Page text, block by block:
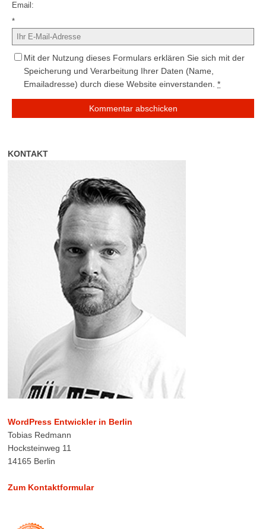
Email
*
Mit der Nutzung dieses Formulars erklären Sie sich mit der
Speicherung und Verarbeitung Ihrer Daten (Name,
Emailadresse) durch diese Website einverstanden. *
KONTAKT
WordPress Entwickler in Berlin
Tobias Redmann
Hocksteinweg 11
14165 Berlin
Zum Kontaktformular